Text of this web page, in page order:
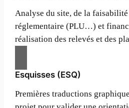
Analyse du site, de la
réglementaire (PLU…) et
réalisation des relevés et des
Esquisses (ESQ)
Premières traductions